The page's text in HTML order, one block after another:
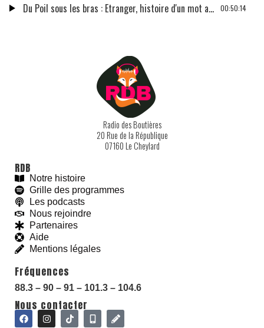
With love and# BeGoodies.fr
Du Poil sous les bras : Etranger, histoire d'un mot avec Karine Parrot 00:50:14
Radio des Boutières
20 Rue de la République
07160 Le Cheylard
RDB
Notre histoire
Grille des programmes
Les podcasts
Nous rejoindre
Partenaires
Aide
Mentions légales
Fréquences
88.3 – 90 – 91 – 101.3 – 104.6
Nous contacter